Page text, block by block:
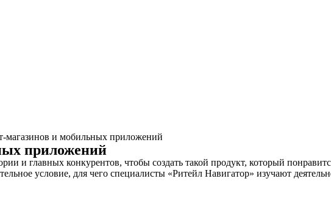
магазинов и мобильных приложений
приложений
и главных конкурентов, чтобы создать такой продукт, который
условие, для чего специалисты «Ритейл Навигатор» изучают